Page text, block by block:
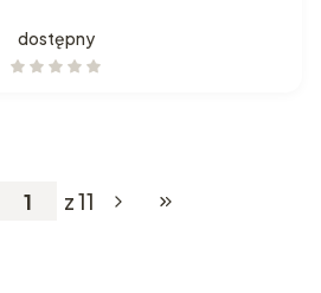
dostępny
z 11 Przejdź do